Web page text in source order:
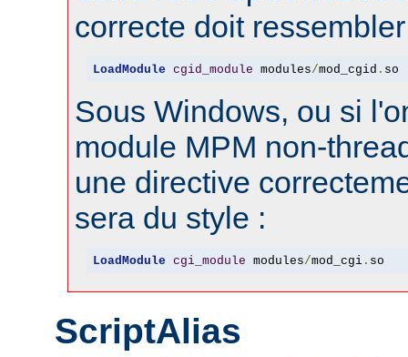
correcte doit
LoadModule cgid_module modules/mod_cgid . so
Sous Windows, ou si
module MPM non-
une directive
sera du style :
LoadModule cgi_module modules/mod_cgi. so
ScriptAlias